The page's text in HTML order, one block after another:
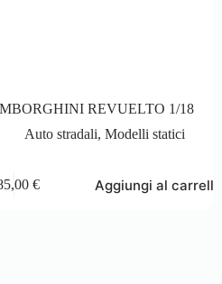
REVUELTO 1/18
Auto stradali, Modelli statici
€ Aggiungi al carrello